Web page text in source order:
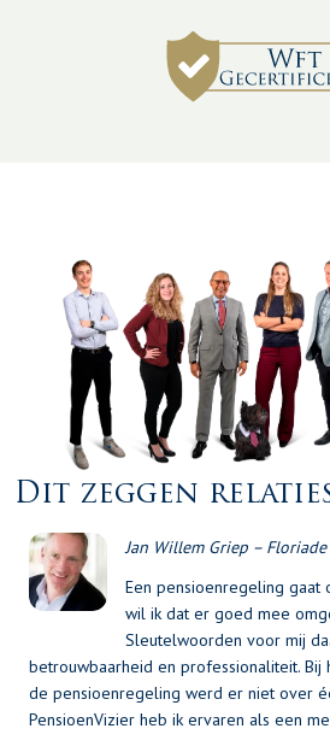
Dit zeggen
Jan Willem Griep – Floriade
Een pensioenregeling gaat
wil ik dat er goed mee
Sleutelwoorden voor mij
betrouwbaarheid en professionaliteit. Bij
de pensioenregeling werd er niet over
PensioenVizier heb ik ervaren als een